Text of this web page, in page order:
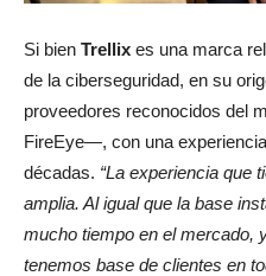
Si bien Trellix es una marca
de la ciberseguridad, en su
proveedores reconocidos del
FireEye—, con una
décadas. “La experiencia que
amplia. Al igual que la base
mucho tiempo en el mercado,
tenemos base de clientes en